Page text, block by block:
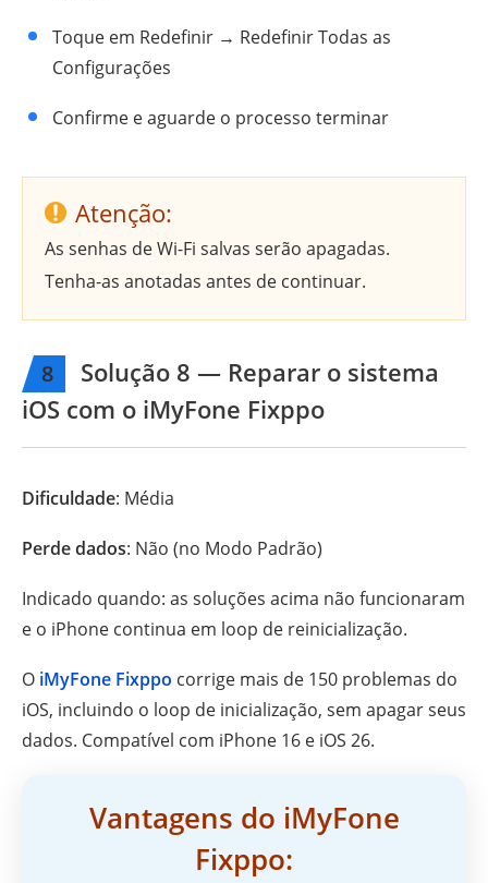
Toque em Redefinir → Redefinir Todas as
Configurações
Confirme e aguarde o processo terminar
Atenção:
As senhas de Wi-Fi salvas serão apagadas.
Tenha-as anotadas antes de continuar.
8
Solução 8 — Reparar o sistema
iOS com o iMyFone Fixppo
Dificuldade: Média
Perde dados: Não (no Modo Padrão)
Indicado quando: as soluções acima não funcionaram
e o iPhone continua em loop de reinicialização.
O iMyFone Fixppo corrige mais de 150 problemas do
iOS, incluindo o loop de inicialização, sem apagar seus
dados. Compatível com iPhone 16 e iOS 26.
Vantagens do iMyFone
Fixppo: